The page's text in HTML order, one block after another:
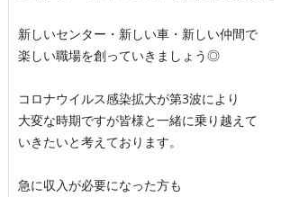
新しいセンター・新しい車・新しい仲間で
楽しい職場を創っていきましょう◎
コロナウイルス感染拡大が第3波により
大変な時期ですが皆様と一緒に乗り越えて
いきたいと考えております。
急に収入が必要になった方も